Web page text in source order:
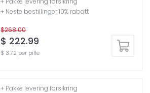
$268.00
$ 222.99
$ 3.72 per pille
+ Neste bestillinger 10% rabatt
+ Pakke levering forsikring